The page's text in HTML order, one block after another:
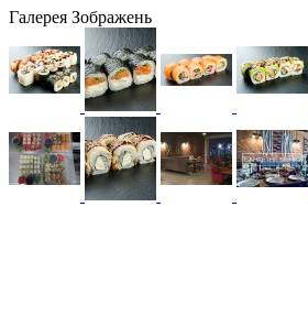
Галерея Зображень